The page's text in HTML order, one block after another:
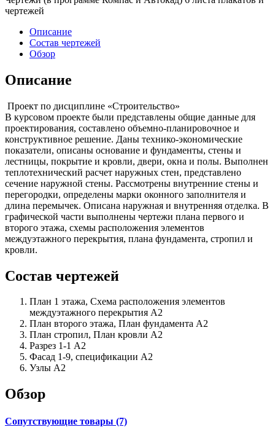
чертежей
Описание
Состав чертежей
Обзор
Описание
Проект по дисциплине «Строительство»
В курсовом проекте были представлены общие данные для
проектирования, составлено объемно-планировочное и
конструктивное решение. Даны технико-экономические
показатели, описаны основание и фундаменты, стены и
лестницы, покрытие и кровли, двери, окна и полы. Выполнен
теплотехнический расчет наружных стен, представлено
сечение наружной стены. Рассмотрены внутренние стены и
перегородки, определены марки оконного заполнителя и
длина перемычек. Описана наружная и внутренняя отделка. В
графической части выполнены чертежи плана первого и
второго этажа, схемы расположения элементов
междуэтажного перекрытия, плана фундамента, стропил и
кровли.
Состав чертежей
План 1 этажа, Схема расположения элементов
междуэтажного перекрытия А2
План второго этажа, План фундамента А2
План стропил, План кровли А2
Разрез 1-1 А2
Фасад 1-9, спецификации А2
Узлы А2
Обзор
Сопутствующие товары (7)